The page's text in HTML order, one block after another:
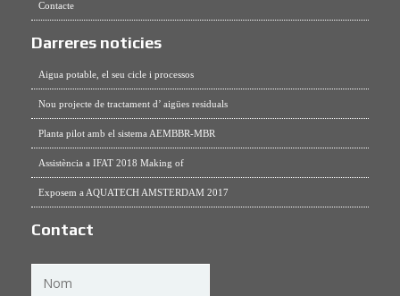
Contacte
Darreres noticies
Aigua potable, el seu cicle i processos
Nou projecte de tractament d’ aigües residuals
Planta pilot amb el sistema AEMBBR-MBR
Assistència a IFAT 2018 Making of
Exposem a AQUATECH AMSTERDAM 2017
Contact